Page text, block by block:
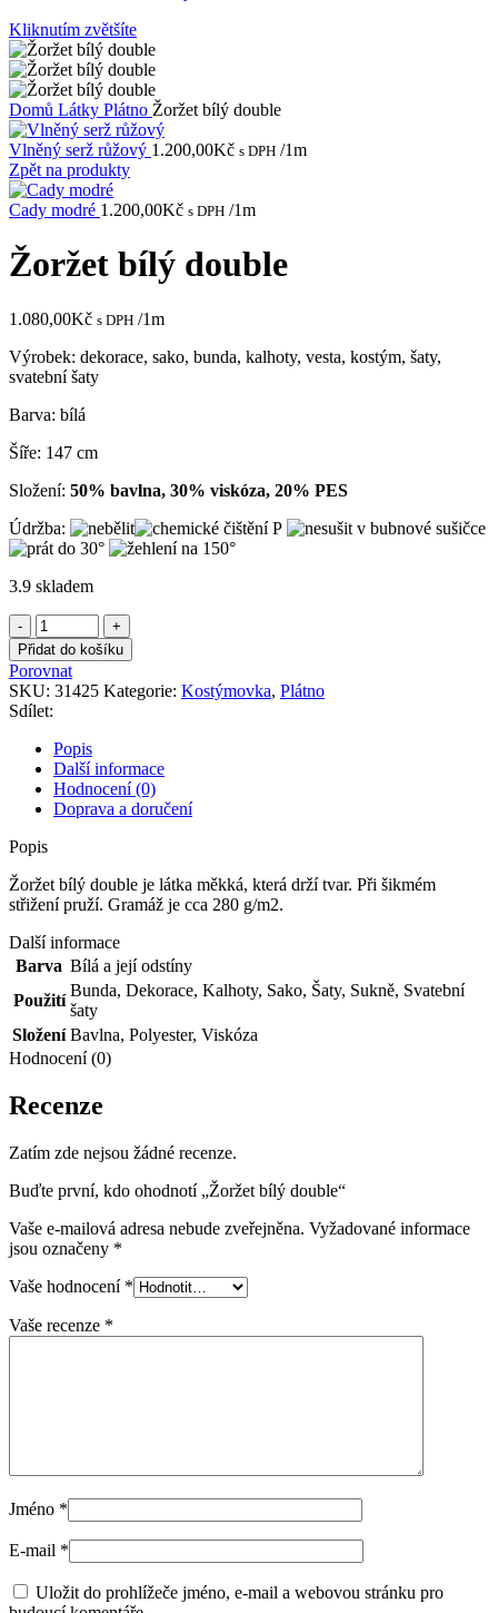
Kliknutím zvětšíte
Domů Látky Plátno Žoržet bílý double
Vlněný serž růžový 1.200,00Kč s DPH /1m
Zpět na produkty
Cady modré 1.200,00Kč s DPH /1m
Žoržet bílý double
1.080,00Kč s DPH /1m
Výrobek: dekorace, sako, bunda, kalhoty, vesta, kostým, šaty,
svatební šaty
Barva: bílá
Šíře: 147 cm
Složení: 50% bavlna, 30% viskóza, 20% PES
Údržba:
3.9 skladem
Žoržet
bílý
double
množství
Přidat do košíku
Porovnat
SKU: 31425 Kategorie: Kostýmovka, Plátno
Sdílet:
Popis
Další informace
Hodnocení (0)
Doprava a doručení
Popis
Žoržet bílý double je látka měkká, která drží tvar. Při šikmém
střižení pruží. Gramáž je cca 280 g/m2.
Další informace
Barva Bílá a její odstíny
Použití
Bunda, Dekorace, Kalhoty, Sako, Šaty, Sukně, Svatební
šaty
Složení Bavlna, Polyester, Viskóza
Hodnocení (0)
Recenze
Zatím zde nejsou žádné recenze.
Buďte první, kdo ohodnotí „Žoržet bílý double“
Vaše e-mailová adresa nebude zveřejněna. Vyžadované informace
jsou označeny *
Vaše hodnocení *
Vaše recenze *
Jméno *
E-mail *
Uložit do prohlížeče jméno, e-mail a webovou stránku pro